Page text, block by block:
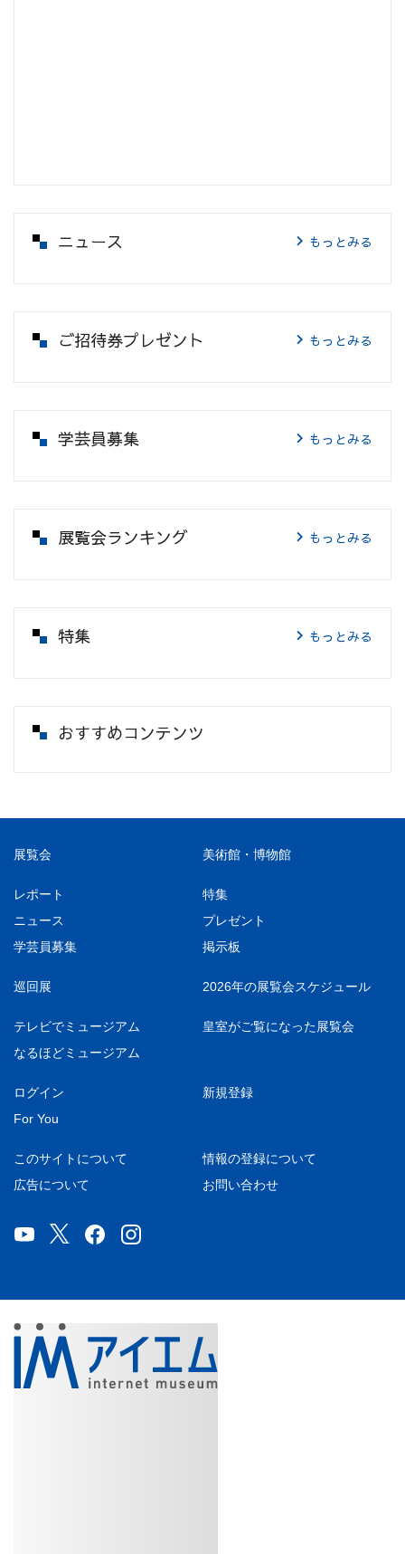
ニュース もっとみる
ご招待券プレゼント もっとみる
学芸員募集 もっとみる
展覧会ランキング もっとみる
特集 もっとみる
おすすめコンテンツ
展覧会 美術館・博物館
レポート
特集
ニュース
プレゼント
学芸員募集
掲示板
巡回展 2026年の展覧会スケジュール
テレビでミュージアム
皇室がご覧になった展覧会
なるほどミュージアム
ログイン
新規登録
For You
このサイトについて
情報の登録について
広告について
お問い合わせ